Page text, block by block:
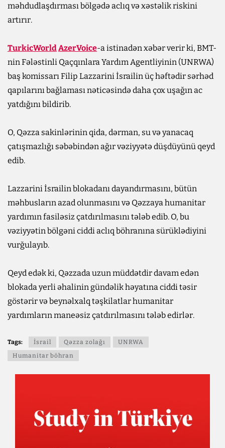
məhdudlaşdırması bölgədə aclıq və xəstəlik riskini
artırır.
TurkicWorldAzerVoice-a istinadən xəbər verir ki, BMT-
nin Fələstinli Qaçqınlara Yardım Agentliyinin (UNRWA)
baş komissarı Filip Lazzarini İsrailin üç həftədir sərhəd
qapılarını bağlaması nəticəsində daha çox uşağın ac
yatdığını bildirib.
O, Qəzza sakinlərinin qida, dərman, su və yanacaq
çatışmazlığı səbəbindən ağır vəziyyətə düşdüyünü qeyd
edib.
Lazzarini İsrailin blokadanı dayandırmasını, bütün
məhbusların azad olunmasını və Qəzzaya humanitar
yardımın fasiləsiz çatdırılmasını tələb edib. O, bu
vəziyyətin bölgəni ciddi aclıq böhranına sürüklədiyini
vurğulayıb.
Qeyd edək ki, Qəzzada uzun müddətdir davam edən
blokada yerli əhalinin gündəlik həyatına ciddi təsir
göstərir və beynəlxalq təşkilatlar humanitar
yardımların maneəsiz çatdırılmasını tələb edirlər.
Tags: İsrail Qəzza zolağı
UNRWA
Humanitar böhran